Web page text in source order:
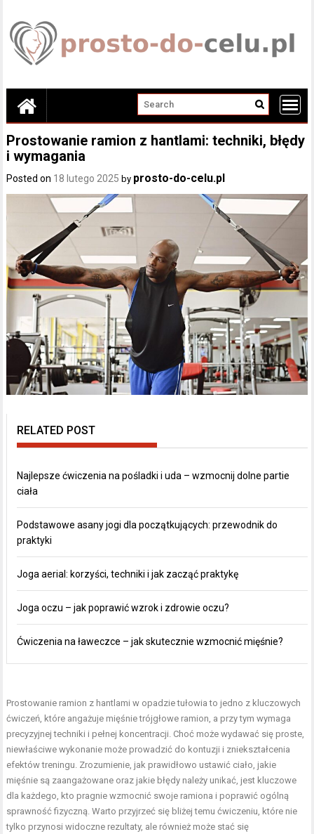
content
Prostowanie ramion z hantlami: techniki, błędy
i wymagania
Posted on 18 lutego 2025 by prosto-do-celu.pl
RELATED POST
Najlepsze ćwiczenia na pośladki i uda – wzmocnij dolne partie
ciała
Podstawowe asany jogi dla początkujących: przewodnik do
praktyki
Joga aerial: korzyści, techniki i jak zacząć praktykę
Joga oczu – jak poprawić wzrok i zdrowie oczu?
Ćwiczenia na ławeczce – jak skutecznie wzmocnić mięśnie?
Prostowanie ramion z hantlami w opadzie tułowia to jedno z kluczowych
ćwiczeń, które angażuje mięśnie trójgłowe ramion, a przy tym wymaga
precyzyjnej techniki i pełnej koncentracji. Choć może wydawać się proste,
niewłaściwe wykonanie może prowadzić do kontuzji i zniekształcenia
efektów treningu. Zrozumienie, jak prawidłowo ustawić ciało, jakie
mięśnie są zaangażowane oraz jakie błędy należy unikać, jest kluczowe
dla każdego, kto pragnie wzmocnić swoje ramiona i poprawić ogólną
sprawność fizyczną. Warto przyjrzeć się bliżej temu ćwiczeniu, które nie
tylko przynosi widoczne rezultaty, ale również może stać się